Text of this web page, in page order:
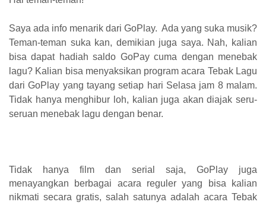
Saya ada info menarik dari GoPlay. Ada yang suka musik?
Teman-teman suka kan, demikian juga saya. Nah, kalian
bisa dapat hadiah saldo GoPay cuma dengan menebak
lagu? Kalian bisa menyaksikan program acara Tebak Lagu
dari GoPlay yang tayang setiap hari Selasa jam 8 malam.
Tidak hanya menghibur loh, kalian juga akan diajak seru-
seruan menebak lagu dengan benar.
Tidak hanya film dan serial saja, GoPlay juga
menayangkan berbagai acara reguler yang bisa kalian
nikmati secara gratis, salah satunya adalah acara Tebak